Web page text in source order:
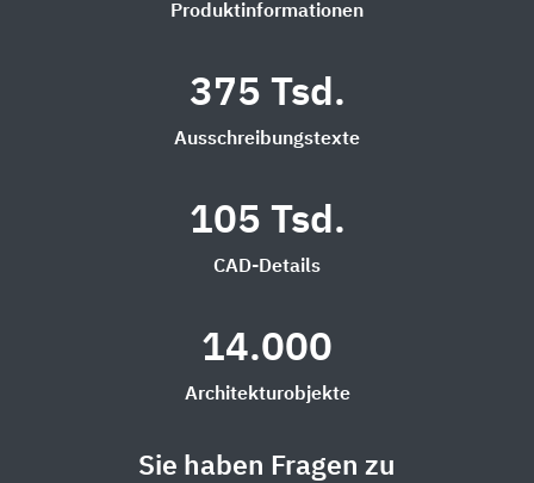
Produktinformationen
375 Tsd.
Ausschreibungstexte
105 Tsd.
CAD-Details
14.000
Architekturobjekte
Sie haben Fragen zu